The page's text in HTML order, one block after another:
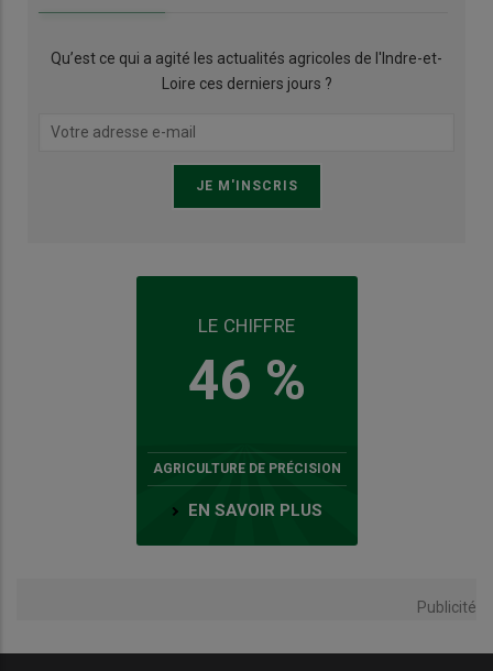
Qu’est ce qui a agité les actualités agricoles de l'Indre-et-
Loire ces derniers jours ?
LE CHIFFRE
46 %
AGRICULTURE DE PRÉCISION
EN SAVOIR PLUS
Publicité